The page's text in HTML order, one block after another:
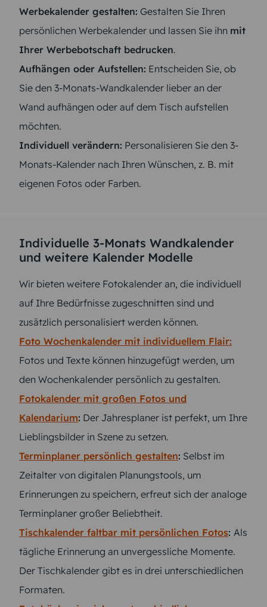
Werbekalender gestalten: Gestalten Sie Ihren
persönlichen Werbekalender und lassen Sie ihn mit
Ihrer Werbebotschaft bedrucken.
Aufhängen oder Aufstellen: Entscheiden Sie, ob
Sie den 3-Monats-Wandkalender lieber an der
Wand aufhängen oder auf dem Tisch aufstellen
möchten.
Individuell verändern: Personalisieren Sie den 3-
Monats-Kalender nach Ihren Wünschen, z. B. mit
eigenen Fotos oder Farben.
Individuelle 3-Monats Wandkalender
und weitere Kalender Modelle
Wir bieten weitere Fotokalender an, die individuell
auf Ihre Bedürfnisse zugeschnitten sind und
zusätzlich personalisiert werden können.
Foto Wochenkalender mit individuellem Flair:
Fotos und Texte können hinzugefügt werden, um
den Wochenkalender persönlich zu gestalten.
Fotokalender mit großen Fotos und
Kalendarium: Der Jahresplaner ist perfekt, um Ihre
Lieblingsbilder in Szene zu setzen.
Terminplaner persönlich gestalten: Selbst im
Zeitalter von digitalen Planungstools, um
Erinnerungen zu speichern, erfreut sich der analoge
Terminplaner großer Beliebtheit.
Tischkalender faltbar mit persönlichen Fotos: Als
tägliche Erinnerung an unvergessliche Momente.
Der Tischkalender gibt es in drei unterschiedlichen
Formaten.